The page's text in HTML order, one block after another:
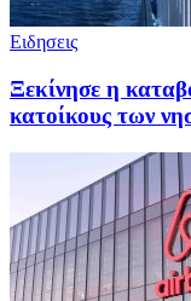
Ειδησεις
Ξεκίνησε η
κατοίκους των